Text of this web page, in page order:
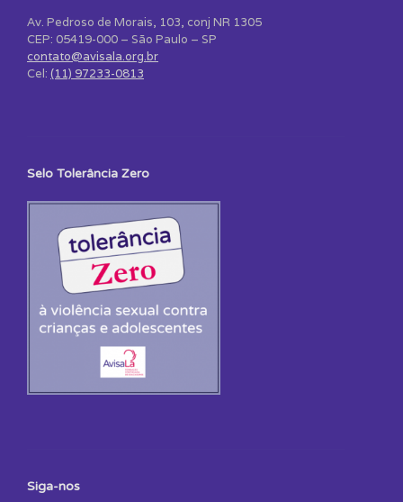
Av. Pedroso de Morais, 103, conj NR 1305
CEP: 05419-000 – São Paulo – SP
contato@avisala.org.br
Cel: (11) 97233-0813
Selo Tolerância Zero
Siga-nos